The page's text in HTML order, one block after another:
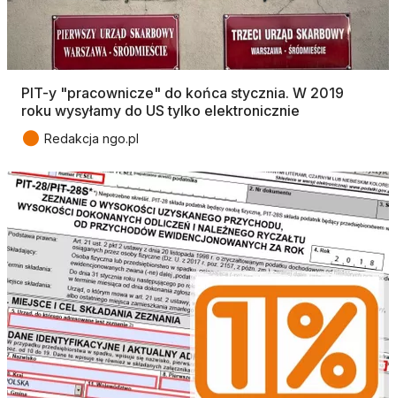
PIT-y "pracownicze" do końca stycznia. W 2019
roku wysyłamy do US tylko elektronicznie
● Redakcja ngo.pl